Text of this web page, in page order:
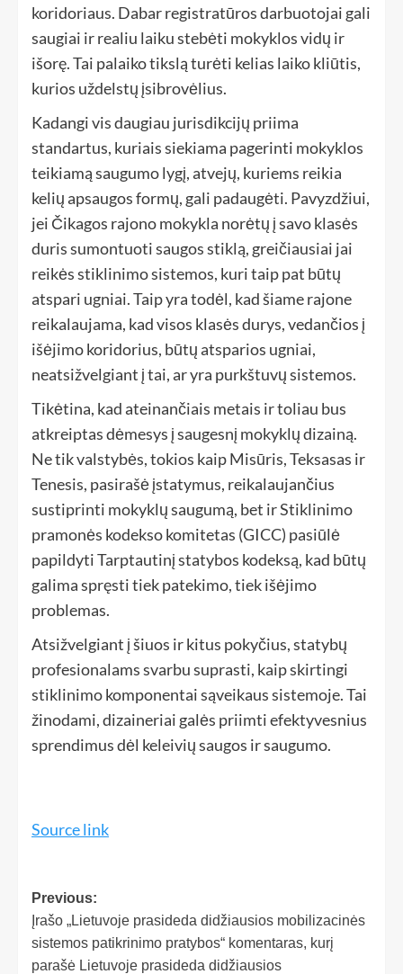
koridoriaus. Dabar registratūros darbuotojai gali
saugiai ir realiu laiku stebėti mokyklos vidų ir
išorę. Tai palaiko tikslą turėti kelias laiko kliūtis,
kurios uždelstų įsibrovėlius.
Kadangi vis daugiau jurisdikcijų priima
standartus, kuriais siekiama pagerinti mokyklos
teikiamą saugumo lygį, atvejų, kuriems reikia
kelių apsaugos formų, gali padaugėti. Pavyzdžiui,
jei Čikagos rajono mokykla norėtų į savo klasės
duris sumontuoti saugos stiklą, greičiausiai jai
reikės stiklinimo sistemos, kuri taip pat būtų
atspari ugniai. Taip yra todėl, kad šiame rajone
reikalaujama, kad visos klasės durys, vedančios į
išėjimo koridorius, būtų atsparios ugniai,
neatsižvelgiant į tai, ar yra purkštuvų sistemos.
Tikėtina, kad ateinančiais metais ir toliau bus
atkreiptas dėmesys į saugesnį mokyklų dizainą.
Ne tik valstybės, tokios kaip Misūris, Teksasas ir
Tenesis, pasirašė įstatymus, reikalaujančius
sustiprinti mokyklų saugumą, bet ir Stiklinimo
pramonės kodekso komitetas (GICC) pasiūlė
papildyti Tarptautinį statybos kodeksą, kad būtų
galima spręsti tiek patekimo, tiek išėjimo
problemas.
Atsižvelgiant į šiuos ir kitus pokyčius, statybų
profesionalams svarbu suprasti, kaip skirtingi
stiklinimo komponentai sąveikaus sistemoje. Tai
žinodami, dizaineriai galės priimti efektyvesnius
sprendimus dėl keleivių saugos ir saugumo.
Source link
Previous:
Įrašo „Lietuvoje prasideda didžiausios mobilizacinės
sistemos patikrinimo pratybos“ komentaras, kurį
parašė Lietuvoje prasideda didžiausios